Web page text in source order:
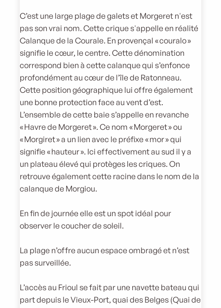
C’est une large plage de galets et Morgeret n'est
pas son vrai nom. Cette crique s'appelle en réalité
Calanque de la Courale. En provençal « couralo »
signifie le cœur, le centre. Cette dénomination
correspond bien à cette calanque qui s’enfonce
profondément au cœur de l’île de Ratonneau.
Cette position géographique lui offre également
une bonne protection face au vent d’est.
L’ensemble de cette baie s’appelle en revanche
« Havre de Morgeret ». Ce nom « Morgeret » ou
« Morgiret » a un lien avec le préfixe « mor » qui
signifie « hauteur ». Ici effectivement au sud il y a
un plateau élevé qui protèges les criques. On
retrouve également cette racine dans le nom de la
calanque de Morgiou.
En fin de journée elle est un spot idéal pour
observer le coucher de soleil.
La plage n’offre aucun espace ombragé et n’est
pas surveillée.
L’accès au Frioul se fait par une navette bateau qui
part depuis le Vieux-Port, quai des Belges (Quai de